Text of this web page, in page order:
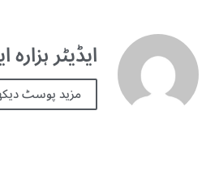
ایڈیٹر
مزید پوسٹ